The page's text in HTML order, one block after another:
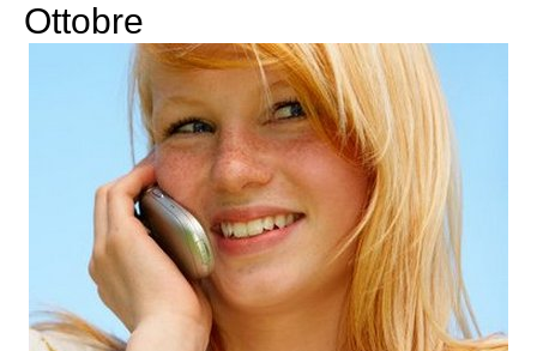
Ottobre